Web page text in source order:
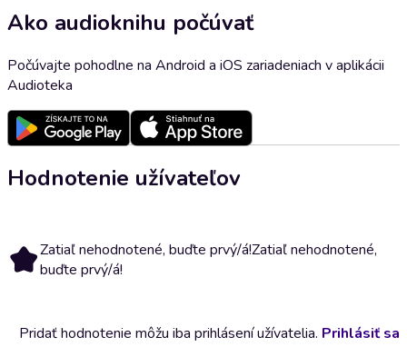
Ako audioknihu počúvať
Počúvajte pohodlne na Android a iOS zariadeniach v aplikácii
Audioteka
Hodnotenie užívateľov
Zatiaľ nehodnotené, buďte prvý/á!Zatiaľ nehodnotené,
buďte prvý/á!
Pridať hodnotenie môžu iba prihlásení užívatelia. Prihlásiť sa